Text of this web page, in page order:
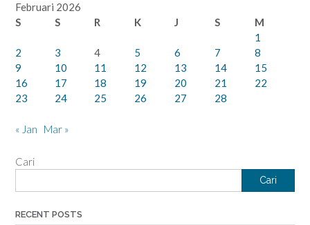
Februari 2026
S
S R K J S
M
1
2
3 4 5 6 7
8
9
10 11 12 13 14
15
16
17 18 19 20 21
22
23
24 25 26 27 28
« Jan Mar »
Cari
Cari
RECENT POSTS